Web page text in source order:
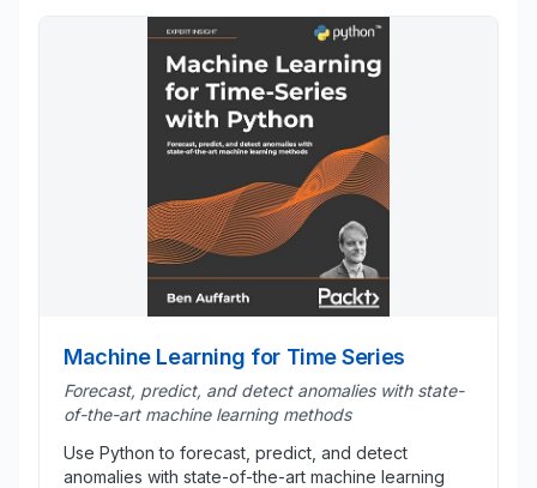
Machine Learning for Time Series
Forecast, predict, and detect anomalies with state-
of-the-art machine learning methods
Use Python to forecast, predict, and detect
anomalies with state-of-the-art machine learning